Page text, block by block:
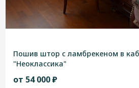
Пошив штор с ламбрекеном в
"Неоклассика"
от 54 000 ₽